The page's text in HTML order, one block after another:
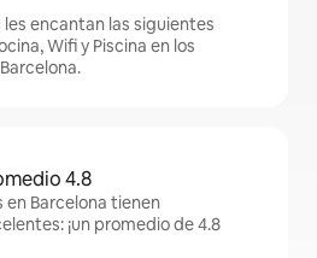
encantan las siguientes
Wifi y Piscina en los
4.8
en Barcelona tienen
¡un promedio de 4.8